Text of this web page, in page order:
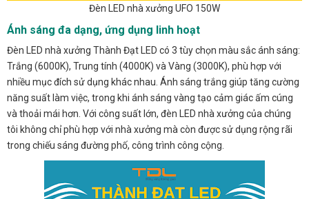
Đèn LED nhà xưởng UFO 150W
Ánh sáng đa dạng, ứng dụng linh hoạt
Đèn LED nhà xưởng Thành Đạt LED có 3 tùy chọn màu sắc ánh sáng:
Trắng (6000K), Trung tính (4000K) và Vàng (3000K), phù hợp với
nhiều mục đích sử dụng khác nhau. Ánh sáng trắng giúp tăng cường
năng suất làm việc, trong khi ánh sáng vàng tạo cảm giác ấm cúng
và thoải mái hơn. Với công suất lớn, đèn LED nhà xưởng của chúng
tôi không chỉ phù hợp với nhà xưởng mà còn được sử dụng rộng rãi
trong chiếu sáng đường phố, công trình công cộng.